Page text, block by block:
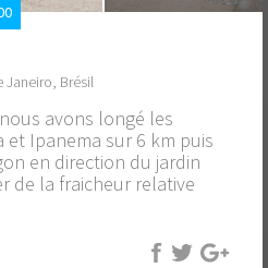
Janeiro, Brésil
avons longé les
et Ipanema sur 6 km puis
en direction du jardin
de la fraicheur relative